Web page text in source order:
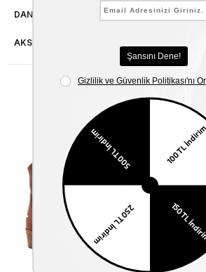
DANIŞMA HATTI
AKSESUAR ONARIMI
Benzer Ürünler